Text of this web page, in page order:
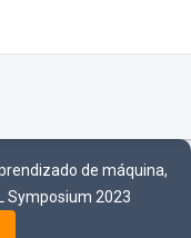
de máquina,
Symposium 2023